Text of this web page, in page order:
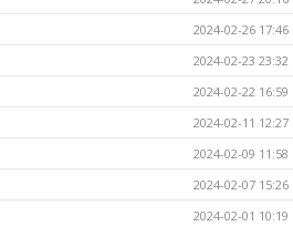
2024-02-26 17:46
2024-02-23 23:32
2024-02-22 16:59
2024-02-11 12:27
2024-02-09 11:58
2024-02-07 15:26
2024-02-01 10:19